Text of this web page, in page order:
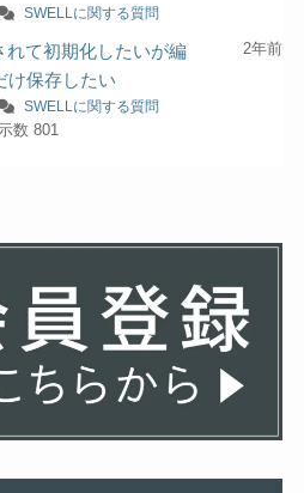
SWELLに関する質問
れて初期化したいが編
け保存したい
2年前
SWELLに関する質問
数 801